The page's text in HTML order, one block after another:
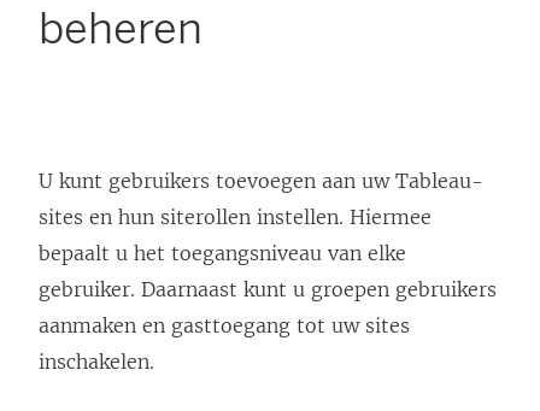
beheren
U kunt gebruikers toevoegen aan uw Tableau-
sites en hun siterollen instellen. Hiermee
bepaalt u het toegangsniveau van elke
gebruiker. Daarnaast kunt u groepen gebruikers
aanmaken en gasttoegang tot uw sites
inschakelen.